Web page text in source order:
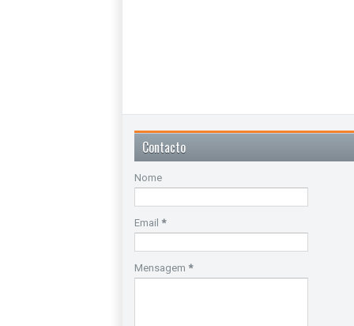
Contacto
Nome
Email *
Mensagem *